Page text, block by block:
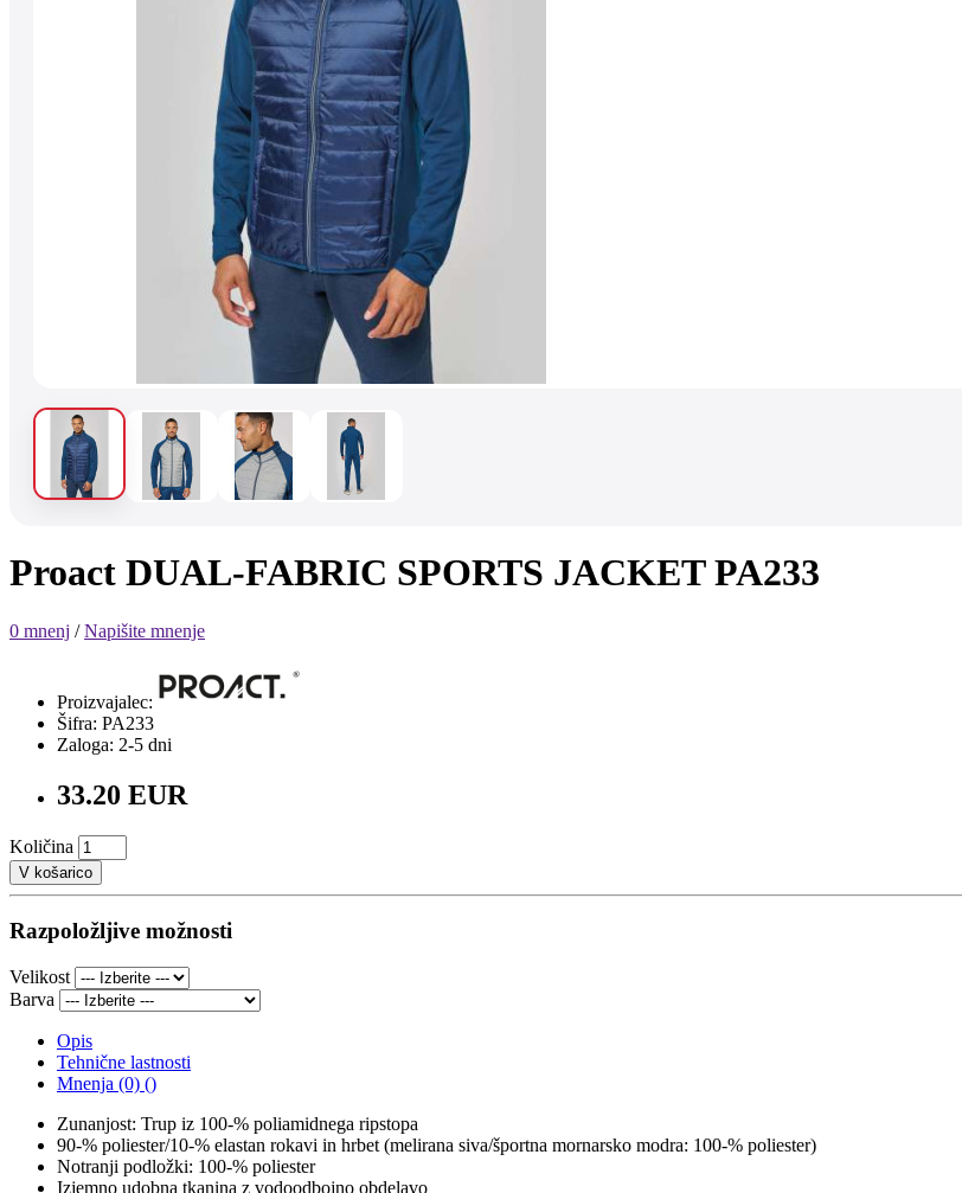
Proact DUAL-FABRIC SPORTS JACKET PA233
0 mnenj /Napišite mnenje
Proizvajalec:
Šifra: PA233
Zaloga: 2-5 dni
33.20 EUR
Količina
V košarico
Razpoložljive možnosti
Velikost
Barva
Opis
Tehnične lastnosti
Mnenja (0) ()
Zunanjost: Trup iz 100-% poliamidnega ripstopa
90-% poliester/10-% elastan rokavi in hrbet (melirana siva/športna mornarsko modra: 100-% poliester)
Notranji podložki: 100-% poliester
Izjemno udobna tkanina z vodoodbojno obdelavo